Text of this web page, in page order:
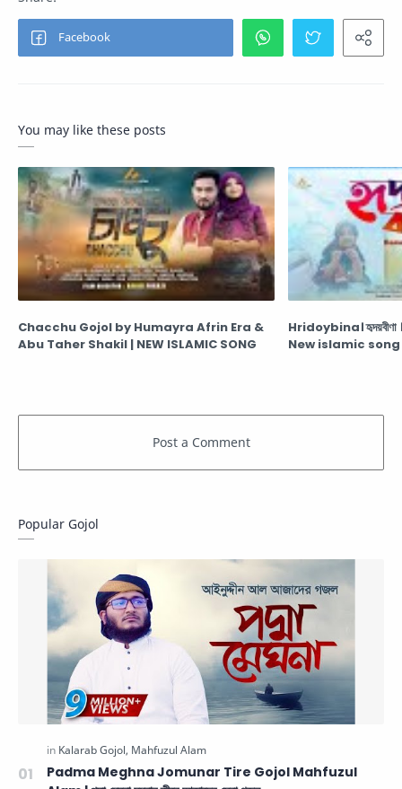
You may like these posts
Chacchu Gojol by Humayra Afrin Era &
Abu Taher Shakil | NEW ISLAMIC SONG
Hridoybina।
New islamic song
Popular Gojol
Padma Meghna Jomunar Tire Gojol Mahfuzul